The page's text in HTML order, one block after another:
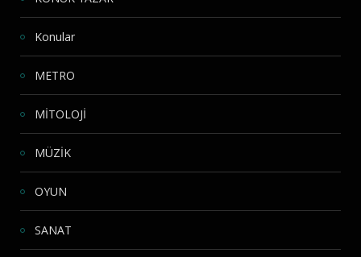
Konular
METRO
MİTOLOJİ
MÜZİK
OYUN
SANAT